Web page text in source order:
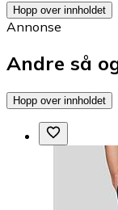
Hopp over innholdet
Annonse
Andre så
Hopp over innholdet